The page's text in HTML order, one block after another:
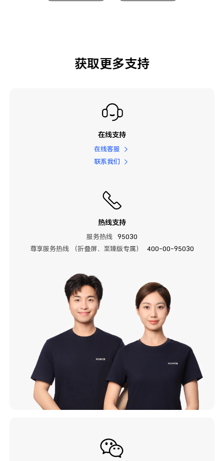
获取更多支持
在线支持
在线客服
联系我们
热线支持
服务热线
95030
尊享服务热线 （折叠屏、至臻版专属）
400-00-95030